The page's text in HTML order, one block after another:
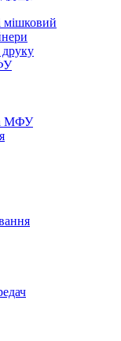
мішковий
друку
МФУ